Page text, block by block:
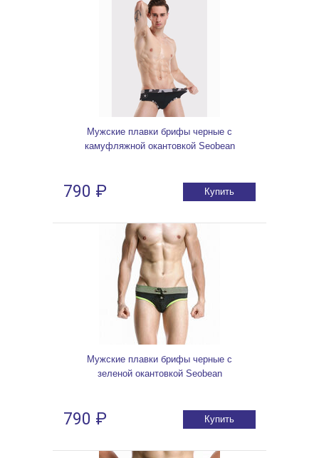
Мужские плавки брифы черные с
камуфляжной окантовкой Seobean
790 ₽ Купить
Мужские плавки брифы черные с
зеленой окантовкой Seobean
790 ₽ Купить